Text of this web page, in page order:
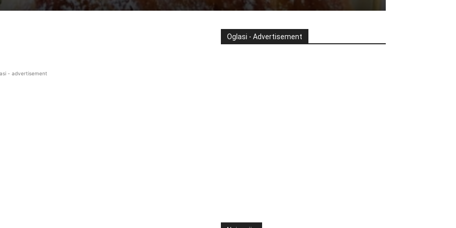
- advertisement
Oglasi - Advertisement